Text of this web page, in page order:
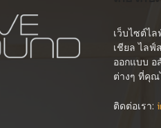
เว็บไซต์ไ
เชียล ไลฟ์
ออกแบบ อ
ต่างๆ ที่คุณ
ติดต่อเรา: